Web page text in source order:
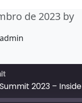
de 2023 by
admin